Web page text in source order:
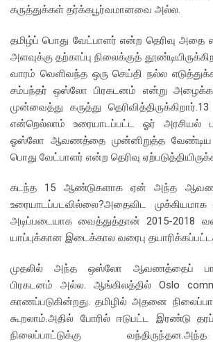
கருத்துக்கள் தர்க்கபூர்வமானவை அல்ல.
தமிழ்ப் பொது வேட்பாளர் என்ற தெரிவு அதை
அளவுக்கு தற்காப்பு நிலைக்குத்
வாரம் வெளிவந்த ஒரு செய்தி நல்ல
சம்பந்தர் ஒஸ்லோ பிரகடனம் என்று
முன்வைத்து கருத்து
என்றெல்லாம் உரையாடப்பட்ட ஓர் அரசியல்
ஓஸ்லோ ஆவணத்தை முன்னிறுத்த வேண்டிய
பொது வேட்பாளர் என்ற தெரிவு
கடந்த 15 ஆண்டுகளாக ஏன் அந்த
உரையாடப்படவில்லை?அதைவிட
அடிப்படையாக வைத்துத்தான் 2015-2018
யாப்புக்கான இடைக்கால வரைபு
முதலில் அந்த ஒஸ்லோ ஆவணத்தைப்
பிரகடனம் அல்ல. ஆங்கிலத்தில் Oslo
காணப்படுகின்றது. தமிழில் அதனை
கூறலாம்.அதில் போரில் ஈடுபட்ட இரண்டு
நிலைப்பாட்டுக்கு